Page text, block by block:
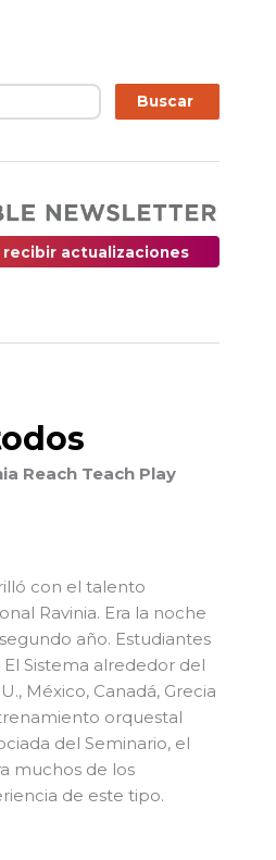
Buscar
recibir actualizaciones
Reach Teach Play
con el talento
Ravinia. Era la noche
año. Estudiantes
El Sistema alrededor del
México, Canadá, Grecia
orquestal
del Seminario, el
muchos de los
de este tipo.